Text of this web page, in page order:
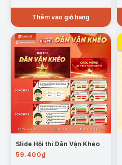
Thêm vào giỏ hàng
Slide Hội thi Dân Vận Khéo
59.400₫